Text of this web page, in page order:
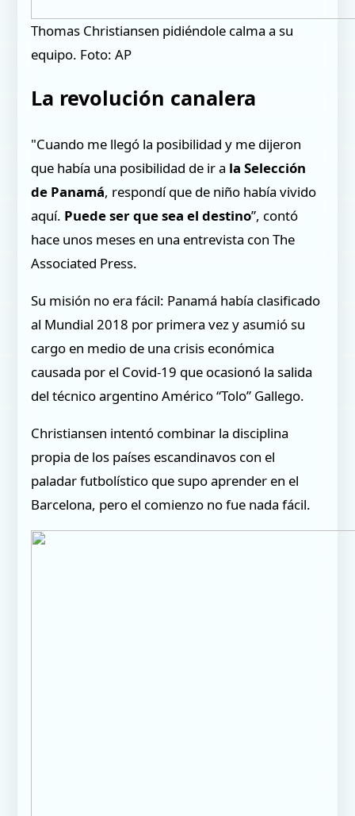
Thomas Christiansen pidiéndole calma a su
equipo. Foto: AP
La revolución canalera
"Cuando me llegó la posibilidad y me dijeron
que había una posibilidad de ir a la Selección
de Panamá, respondí que de niño había vivido
aquí. Puede ser que sea el destino”, contó
hace unos meses en una entrevista con The
Associated Press.
Su misión no era fácil: Panamá había clasificado
al Mundial 2018 por primera vez y asumió su
cargo en medio de una crisis económica
causada por el Covid-19 que ocasionó la salida
del técnico argentino Américo “Tolo” Gallego.
Christiansen intentó combinar la disciplina
propia de los países escandinavos con el
paladar futbolístico que supo aprender en el
Barcelona, pero el comienzo no fue nada fácil.